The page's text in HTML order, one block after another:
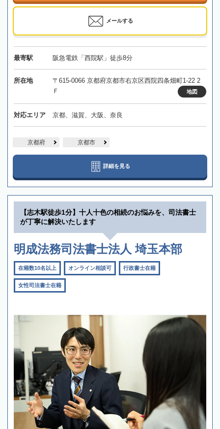
メールする
最寄駅 阪急電鉄「西院駅」徒歩8分
所在地
〒615-0066 京都府京都市右京区西院四条畑町1-22 2
Ｆ
地図
対応エリア 京都、滋賀、大阪、奈良
京都府 京都市
詳細を見る
【志木駅徒歩1分】十人十色の相続のお悩みを、司法書士
が丁寧に解決いたします
明成法務司法書士法人 埼玉本部
在籍数10名以上 オンライン相談可 行政書士在籍
女性司法書士在籍